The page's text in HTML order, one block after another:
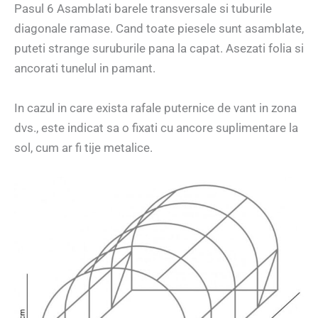
Pasul 6 Asamblati barele transversale si tuburile
diagonale ramase. Cand toate piesele sunt asamblate,
puteti strange suruburile pana la capat. Asezati folia si
ancorati tunelul in pamant.
In cazul in care exista rafale puternice de vant in zona
dvs., este indicat sa o fixati cu ancore suplimentare la
sol, cum ar fi tije metalice.